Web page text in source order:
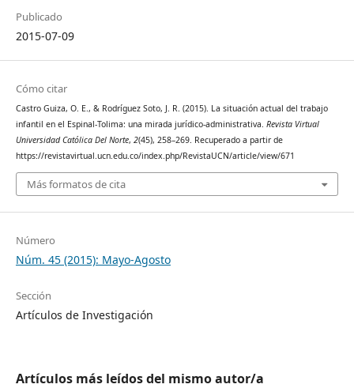
Publicado
2015-07-09
Cómo citar
Castro Guiza, O. E., & Rodríguez Soto, J. R. (2015). La situación actual del trabajo
infantil en el Espinal-Tolima: una mirada jurídico-administrativa. Revista Virtual
Universidad Católica Del Norte, 2(45), 258–269. Recuperado a partir de
https://revistavirtual.ucn.edu.co/index.php/RevistaUCN/article/view/671
Más formatos de cita
Número
Núm. 45 (2015): Mayo-Agosto
Sección
Artículos de Investigación
Artículos más leídos del mismo autor/a